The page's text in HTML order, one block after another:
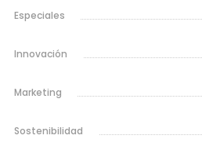
Especiales
Innovación
Marketing
Sostenibilidad